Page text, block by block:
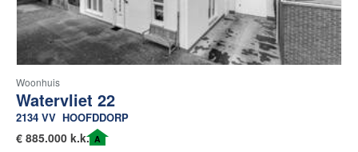
Woonhuis
Watervliet 22
2134 VV HOOFDDORP
€ 885.000 k.k. A